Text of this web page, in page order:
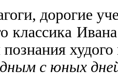
дорогие
классика
с юных